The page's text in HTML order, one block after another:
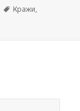
Метки
Кражи,